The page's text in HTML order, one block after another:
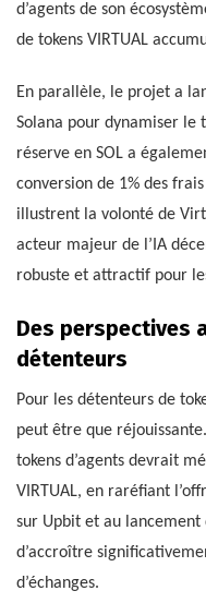
d’agents de son
de tokens VIRTUAL
En parallèle, le projet a
Solana pour dynamiser
réserve en SOL a
conversion de 1% des
illustrent la volonté de
acteur majeur de l’IA
robuste et attractif pour
Des perspectives
détenteurs
Pour les détenteurs de
peut être que
tokens d’agents devrait
VIRTUAL, en raréfiant
sur Upbit et au
d’accroître
d’échanges.